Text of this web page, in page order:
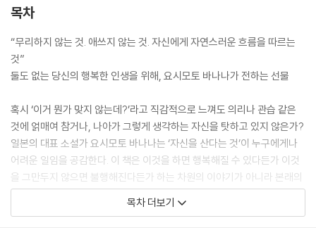
이 책은 실패 없이 모든 것을 다 잘해 내려고 하는 것이 답이 아님을 알고
름길을 안내한다.
“인간은 살고 싶은 대로 살아도 괜찮아요.
그런 전제에서 모든 것이 시작됩니다. 아무쪼록 그 점을 잊지 마세요.”
일본 현대 문학의 대표적인 작가가 전하는 든든한 위로
『나와 맞지 않는 것을 하지 않는 것』은 전 세계적으로 유명한 일본의 대표
소설가 요시모토 바나나가 다양한 사람들과 교류를 나누며 쓴 책이다. 독
자들의 질문에 직접 답을 하고 다양한 사람들과의 대담도 실어 더욱 풍성
목차
“무리하지 않는 것. 애쓰지 않는 것. 자신에게 자연스러운 흐름을 따르는
것”
둘도 없는 당신의 행복한 인생을 위해, 요시모토 바나나가 전하는 선물
혹시 ‘이거 뭔가 맞지 않는데?’라고 직감적으로 느껴도 의리나 관습 같은
것에 얽매여 참거나, 나아가 그렇게 생각하는 자신을 탓하고 있지 않은가?
일본의 대표 소설가 요시모토 바나나는 ‘자신을 산다는 것’이 누구에게나
어려운 일임을 공감한다. 이 책은 이것을 하면 행복해질 수 있다든가 이것
을 그만두지 않으면 불행해진다든가 하는 차원의 이야기가 아니라 본래의
자신을 살기 위해서는 “나와 맞지 않는 것을 하지 않는 것”이 가장 중요하
목차 더보기